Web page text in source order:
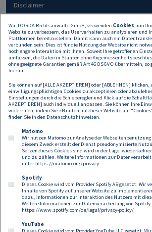
Disclaimer
Alle Angaben auf dieser Website dienen
Erstinformation und können keine
sonstige Beratung sein oder ersetzen.
übernehmen wir keine Haftung für
Schadenersatz.
Kontakt Datenschutz
Impressum
Compliance
Cookies
Wir, DORDA Rechtsanwälte GmbH, verwenden Cookies, um
Website zu verbessern, das Userverhalten zu analysieren und
Plattformen bereitzustellen. Damit kann auch ein
verbunden sein. Dies ist für die Nutzung der Website nicht
noch engere Interaktion mit Ihnen. Soweit Ihre getroffenen
umfassen, die Daten in Staaten ohne
ohne geeignete Garantien gemäß Art 46 DSGVO übermitteln,
hierfür.
Sie können auf [ALLE AKZEPTIEREN] oder [ABLEHNEN] klicken,
einwilligungspflichtigen Cookies zu akzeptieren oder
Einstellungen durch die Schieberegler und Klick auf die
AKZEPTIEREN] auch individuell anpassen. Sie können Ihre
widerrufen, indem Sie zB unten auf dieser Website auf
finden Sie in den Datenschutzhinweisen.
Matomo
Wir nutzen Matomo zur Analyse der
diesem Zweck erstellt der Dienst pseudonymisierte
Setzen dieses Cookies sind wird in der Lage,
und zu zählen. Weitere Informationen zur
unter https://matomo.org/privacy
Spotify
Dieses Cookie wird vom Provider Spotify AB gesetzt. Wir
Inhalte von Spotify auf unserer Website zu
dazu, Informationen zur Interaktion des Nutzers mit
Weitere Informationen zur Datenverarbeitung von Spotify
https://www.spotify.com/de/legal/privacy-policy/
YouTube
Dieses Cookie wird vom Provider YouTube LLC gesetzt.